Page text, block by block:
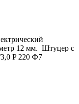
12 мм. Штуцер с
P 220 Ф7